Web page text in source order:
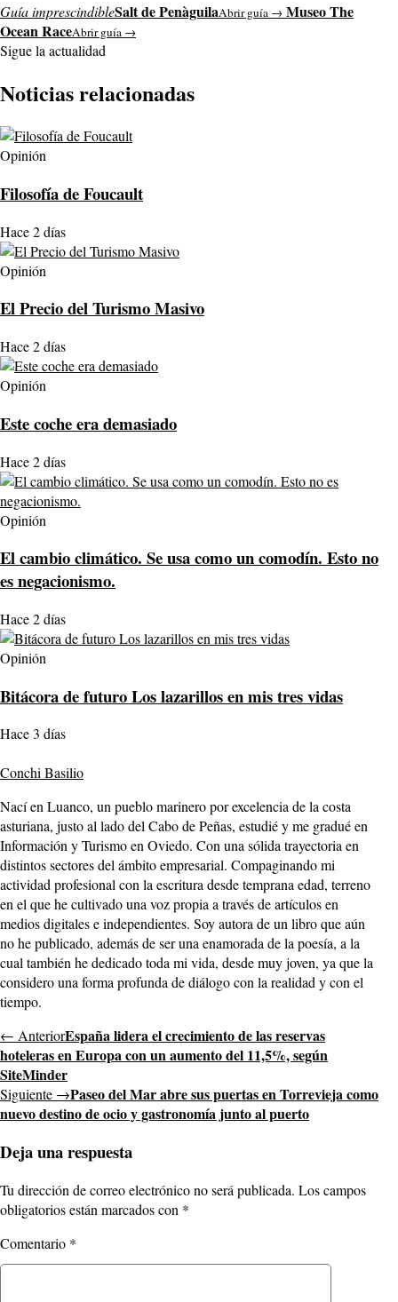
Guía imprescindibleSalt de PenàguilaAbrir guía → Museo The
Ocean RaceAbrir guía →
Sigue la actualidad
Noticias relacionadas
Opinión
Filosofía de Foucault
Hace 2 días
Opinión
El Precio del Turismo Masivo
Hace 2 días
Opinión
Este coche era demasiado
Hace 2 días
Opinión
El cambio climático. Se usa como un comodín. Esto no
es negacionismo.
Hace 2 días
Opinión
Bitácora de futuro Los lazarillos en mis tres vidas
Hace 3 días
Conchi Basilio
Nací en Luanco, un pueblo marinero por excelencia de la costa
asturiana, justo al lado del Cabo de Peñas, estudié y me gradué en
Información y Turismo en Oviedo. Con una sólida trayectoria en
distintos sectores del ámbito empresarial. Compaginando mi
actividad profesional con la escritura desde temprana edad, terreno
en el que he cultivado una voz propia a través de artículos en
medios digitales e independientes. Soy autora de un libro que aún
no he publicado, además de ser una enamorada de la poesía, a la
cual también he dedicado toda mi vida, desde muy joven, ya que la
considero una forma profunda de diálogo con la realidad y con el
tiempo.
← AnteriorEspaña lidera el crecimiento de las reservas
hoteleras en Europa con un aumento del 11,5%, según
SiteMinder
Siguiente →Paseo del Mar abre sus puertas en Torrevieja como
nuevo destino de ocio y gastronomía junto al puerto
Deja una respuesta
Tu dirección de correo electrónico no será publicada. Los campos
obligatorios están marcados con *
Comentario *